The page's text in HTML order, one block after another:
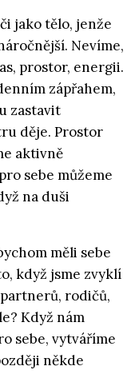
jako tělo, jenže
Nevíme,
prostor, energii.
zápřahem,
zastavit
děje. Prostor
aktivně
sebe můžeme
na duši
měli sebe
když jsme zvyklí
rodičů,
Když nám
sebe, vytváříme
někde